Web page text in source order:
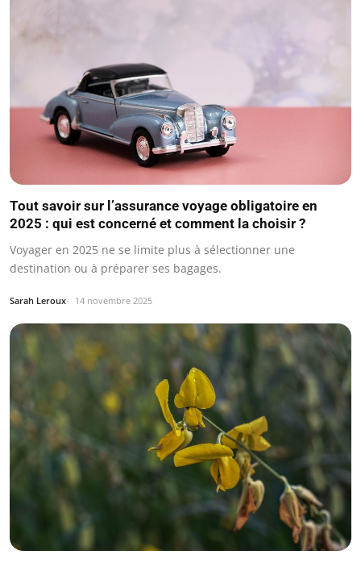
Tout savoir sur l’assurance voyage obligatoire en
2025 : qui est concerné et comment la choisir ?
Voyager en 2025 ne se limite plus à sélectionner une
destination ou à préparer ses bagages.
Sarah Leroux 14 novembre 2025